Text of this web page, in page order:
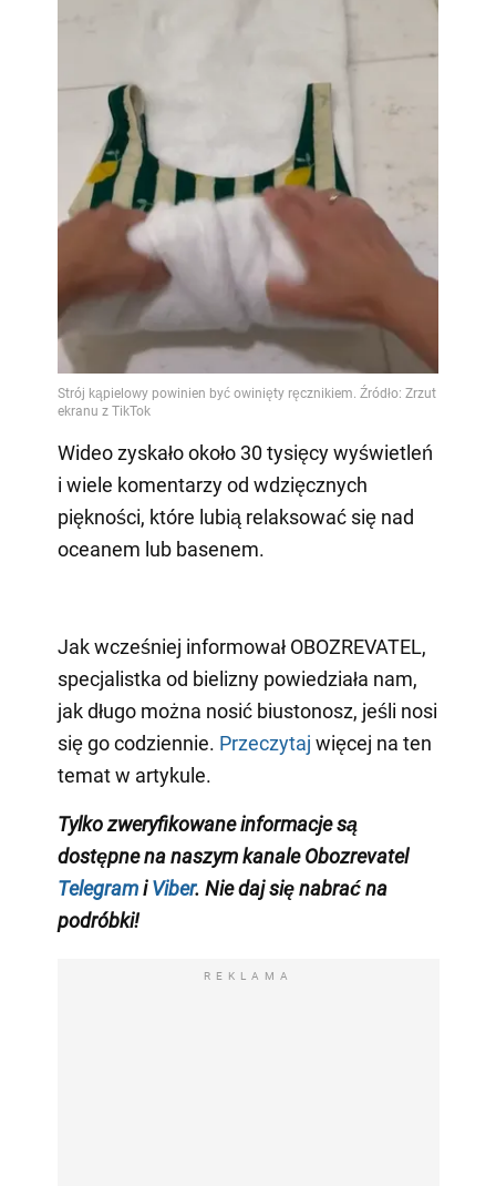
Wideo zyskało około 30 tysięcy wyświetleń
i wiele komentarzy od wdzięcznych
piękności, które lubią relaksować się nad
oceanem lub basenem.
Jak wcześniej informował OBOZREVATEL,
specjalistka od bielizny powiedziała nam,
jak długo można nosić biustonosz, jeśli nosi
się go codziennie. Przeczytaj więcej na ten
temat w artykule.
Tylko zweryfikowane informacje są
dostępne na naszym kanale Obozrevatel
TelegramiViber. Nie daj się nabrać na
podróbki!
REKLAMA